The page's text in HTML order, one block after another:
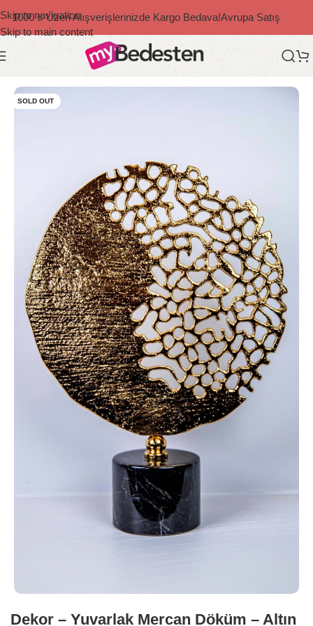
Skip to navigation
Skip to main content
1000 ₺ Üzeri Alışverişlerinizde Kargo Bedava!Avrupa Satış
Ana Sayfa Dekoratif Ürünler / Modern
SOLD OUT
Dekor – Yuvarlak Mercan Döküm – Altın